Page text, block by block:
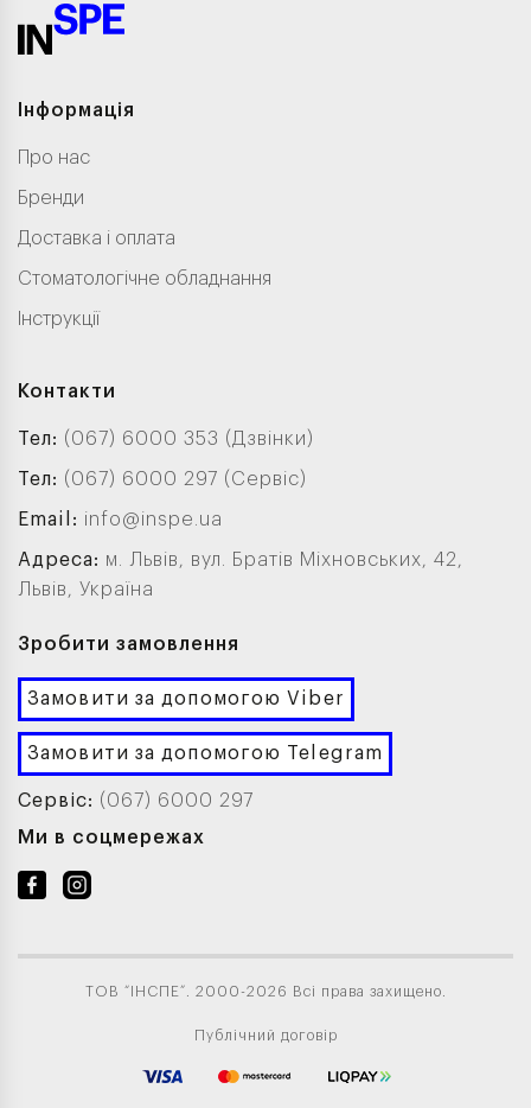
Інформація
Про нас
Бренди
Доставка і оплата
Стоматологічне обладнання
Інструкції
Контакти
Тел: (067) 6000 353 (Дзвінки)
Тел: (067) 6000 297 (Сервіс)
Email: info@inspe.ua
Адреса: м. Львів, вул. Братів Міхновських, 42,
Львів, Україна
Зробити замовлення
Замовити за допомогою Viber
Замовити за допомогою Telegram
Сервіс: (067) 6000 297
Ми в соцмережах
ТОВ “ІНСПЕ”. 2000-2026 Всі права захищено.
Публічний договір